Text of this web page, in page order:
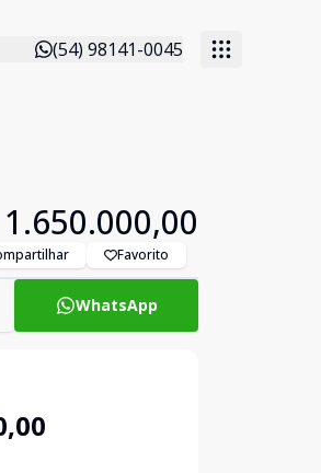
(54) 98141-0045
Favorito
WhatsApp